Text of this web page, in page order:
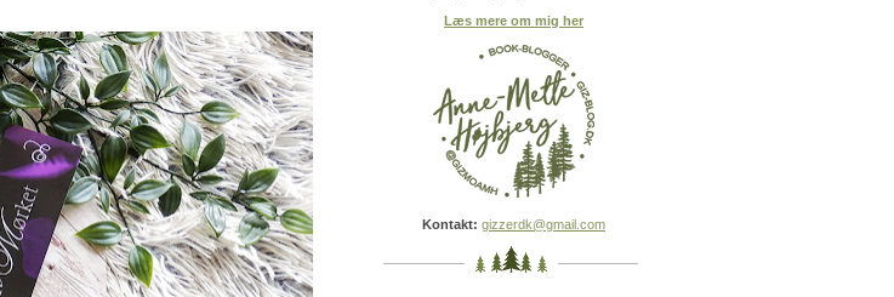
Læs mere om mig her
Kontakt: gizzerdk@gmail.com